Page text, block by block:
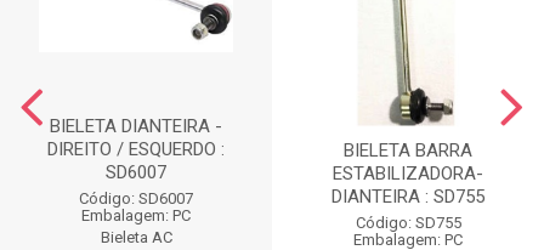
BIELETA DIANTEIRA -
DIREITO / ESQUERDO :
SD6007
Código: SD6007
Embalagem: PC
Bieleta AC
BIELETA BARRA
ESTABILIZADORA-
DIANTEIRA : SD755
Código: SD755
Embalagem: PC